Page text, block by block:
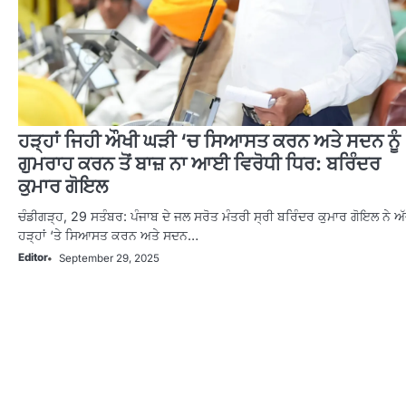
ਹੜ੍ਹਾਂ ਜਿਹੀ ਔਖੀ ਘੜੀ ‘ਚ ਸਿਆਸਤ ਕਰਨ ਅਤੇ ਸਦਨ ਨੂੰ
ਗੁਮਰਾਹ ਕਰਨ ਤੋਂ ਬਾਜ਼ ਨਾ ਆਈ ਵਿਰੋਧੀ ਧਿਰ: ਬਰਿੰਦਰ
ਕੁਮਾਰ ਗੋਇਲ
ਚੰਡੀਗੜ੍ਹ, 29 ਸਤੰਬਰ: ਪੰਜਾਬ ਦੇ ਜਲ ਸਰੋਤ ਮੰਤਰੀ ਸ੍ਰੀ ਬਰਿੰਦਰ ਕੁਮਾਰ ਗੋਇਲ ਨੇ
ਹੜ੍ਹਾਂ ‘ਤੇ ਸਿਆਸਤ ਕਰਨ ਅਤੇ ਸਦਨ…
Editor September 29, 2025